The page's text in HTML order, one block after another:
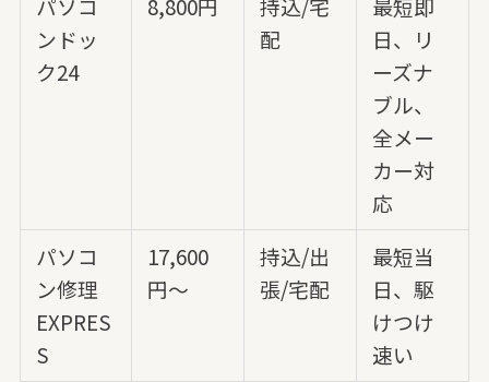
パソコ
ンドッ
ク24
8,800円
持込/宅
配
最短即
日、リ
ーズナ
ブル、
全メー
カー対
応
パソコ
ン修理
EXPRES
S
17,600
円～
持込/出
張/宅配
最短当
日、駆
けつけ
速い